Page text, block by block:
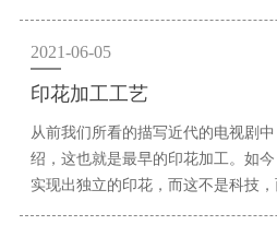
2021-06-05
印花加工工艺
从前我们所看的描写近代的电视剧
绍，这也就是最早的印花加工。如
实现出独立的印花，而这不是科技